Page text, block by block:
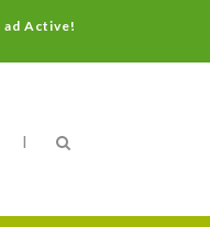
Active!
|